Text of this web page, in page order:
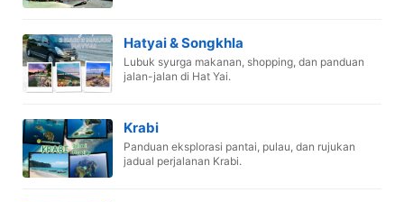
Hatyai & Songkhla
Lubuk syurga makanan, shopping, dan panduan
jalan-jalan di Hat Yai.
Krabi
Panduan eksplorasi pantai, pulau, dan rujukan
jadual perjalanan Krabi.